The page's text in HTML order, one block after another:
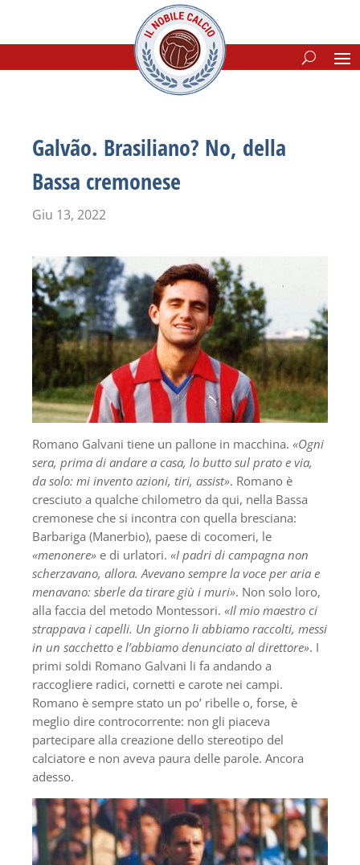
Galvão. Brasiliano? No, della
Bassa cremonese
Giu 13, 2022
Romano Galvani tiene un pallone in macchina. «Ogni
sera, prima di andare a casa, lo butto sul prato e via,
da solo: mi invento azioni, tiri, assist». Romano è
cresciuto a qualche chilometro da qui, nella Bassa
cremonese che si incontra con quella bresciana:
Barbariga (Manerbio), paese di cocomeri, le
«menonere» e di urlatori. «I padri di campagna non
scherzavano, allora. Avevano sempre la voce per aria e
menavano: sberle da tirare giù i muri». Non solo loro,
alla faccia del metodo Montessori. «Il mio maestro ci
strappava i capelli. Un giorno li abbiamo raccolti, messi
in un sacchetto e l’abbiamo denunciato al direttore». I
primi soldi Romano Galvani li fa andando a
raccogliere radici, cornetti e carote nei campi.
Romano è sempre stato un po’ ribelle o, forse, è
meglio dire controcorrente: non gli piaceva
partecipare alla creazione dello stereotipo del
calciatore e non aveva paura delle parole. Ancora
adesso.